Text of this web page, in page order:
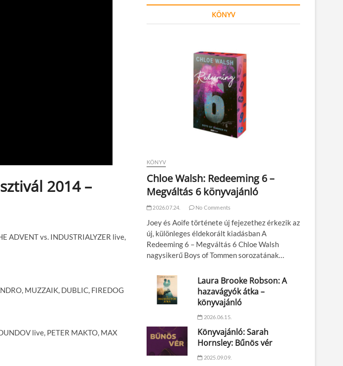
2014 –
ADVENT vs. INDUSTRIALYZER live,
MUZZAIK, DUBLIC, FIREDOG
live, PETER MAKTO, MAX
KÖNYV
KÖNYV
Chloe Walsh: Redeeming 6 –
Megváltás 6 könyvajánló
2026.07.24. No Comments
Joey és Aoife története új fejezethez érkezik az
új, különleges éldekorált kiadásban A
Redeeming 6 – Megváltás 6 Chloe Walsh
nagysikerű Boys of Tommen sorozatának…
Laura Brooke Robson: A
hazavágyók átka –
könyvajánló
2026.06.15.
Könyvajánló: Sarah
Hornsley: Bűnös vér
2025.09.09.